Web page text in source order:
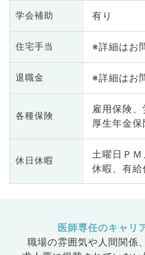
学会補助 有り
住宅手当 ※詳細はお
退職金 ※詳細はお
各種保険
雇用保険、
厚生年金保
休日休暇
土曜日Ｐ
休暇、有給
医師専任のキャリ
職場の雰囲気や人間関係、